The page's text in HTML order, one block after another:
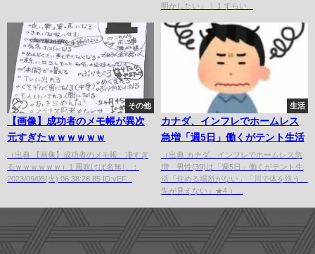
明かしたい」 ）1 すらい...
その他
【画像】成功者のメモ帳が異次
元すぎたｗｗｗｗｗｗ
（出典 【画像】成功者のメモ帳、凄すぎ
るｗｗｗｗｗｗ）1 風吹けば名無し ：
2023/09/05(火) 06:38:28.85 ID:vEF...
生活
カナダ、インフレでホームレス
急増「週5日」働くがテント生活
（出典 カナダ、インフレでホームレス急
増 男性(39)は「週5日」働くがテント生
活「住める場所がない」「川で体を洗う、
先が見えない」★4 ）...